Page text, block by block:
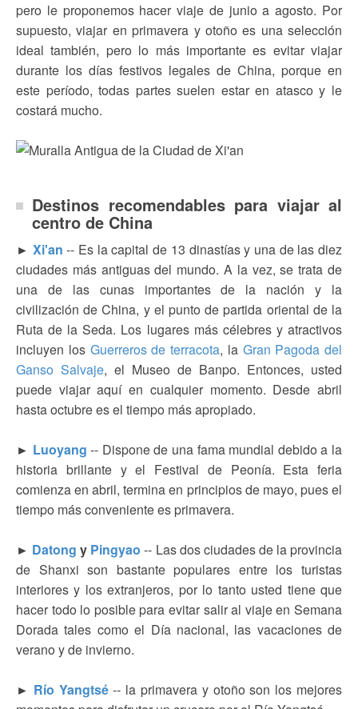
pero le proponemos hacer viaje de junio a agosto. Por
supuesto, viajar en primavera y otoño es una selección
ideal también, pero lo más importante es evitar viajar
durante los días festivos legales de China, porque en
este período, todas partes suelen estar en atasco y le
costará mucho.
Destinos recomendables para viajar al
centro de China
► Xi'an -- Es la capital de 13 dinastías y una de las diez
ciudades más antiguas del mundo. A la vez, se trata de
una de las cunas importantes de la nación y la
civilización de China, y el punto de partida oriental de la
Ruta de la Seda. Los lugares más célebres y atractivos
incluyen los Guerreros de terracota, la Gran Pagoda del
Ganso Salvaje, el Museo de Banpo. Entonces, usted
puede viajar aquí en cualquier momento. Desde abril
hasta octubre es el tiempo más apropiado.
► Luoyang -- Dispone de una fama mundial debido a la
historia brillante y el Festival de Peonía. Esta feria
comienza en abril, termina en principios de mayo, pues el
tiempo más conveniente es primavera.
► Datong y Pingyao -- Las dos ciudades de la provincia
de Shanxi son bastante populares entre los turistas
interiores y los extranjeros, por lo tanto usted tiene que
hacer todo lo posible para evitar salir al viaje en Semana
Dorada tales como el Día nacional, las vacaciones de
verano y de invierno.
► Río Yangtsé-- la primavera y otoño son los mejores